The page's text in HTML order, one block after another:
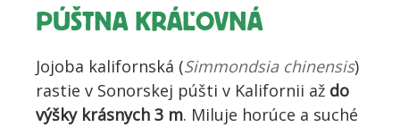
PÚŠTNA KRÁĽOVNÁ
Jojoba kalifornská (Simmondsia chinensis)
rastie v Sonorskej púšti v Kalifornii až do
výšky krásnych 3 m. Miluje horúce a suché